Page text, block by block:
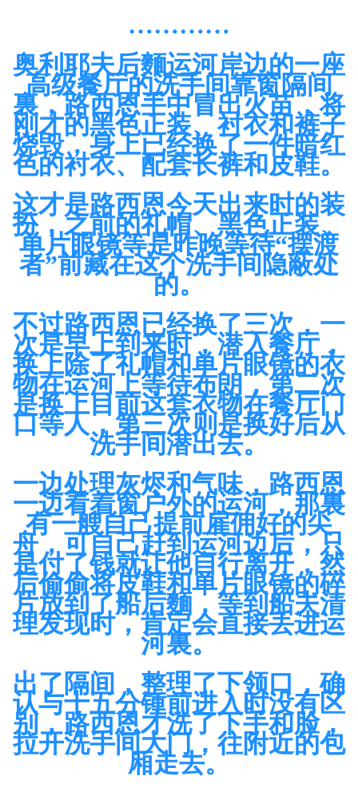
…………
奥利耶夫后麵运河岸边的一座
高级餐厅的洗手间靠窗隔间
裏，路西恩手中冒出火苗，将
刚才的黑色正装、衬衣和裤子
烧毁，身上已经换了一件暗红
色的衬衣、配套长裤和皮鞋。
这才是路西恩今天出来时的装
扮，之前的礼帽、黑色正装、
单片眼镜等是昨晚等待“摆渡
者”前藏在这个洗手间隐蔽处
的。
不过路西恩已经换了三次，一
次是早上到来时，潜入餐厅，
换上除了礼帽和单片眼镜的衣
物在运河上等待布朗，第二次
是换上目前这套衣物在餐厅门
口等人，第三次则是换好后从
洗手间潜出去。
一边处理灰烬和气味，路西恩
一边看着窗户外的运河，那裏
有一艘自己提前雇佣好的尖
舟，可自己赶到运河边后，只
是付了钱就让他自行离开，然
后偷偷将皮鞋和单片眼镜的碎
片放到了船后麵，等到船夫清
理发现时，肯定会直接丢进运
河裏。
出了隔间，整理了下领口，确
认与十五分锺前进入时没有区
别，路西恩才洗了下手和脸，
拉开洗手间大门，往附近的包
厢走去。